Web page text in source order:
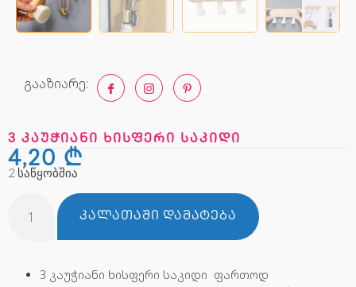
გააზიარე:
3 კაუჭიანი ხისფერი საკიდი
4,20 ₾
2 საწყობშია
ᲙᲐᲚᲐᲗᲐᲨᲘ ᲓᲐᲛᲐᲢᲔᲑᲐ
3 კაუჭიანი ხისფერი საკიდი ფართოდ